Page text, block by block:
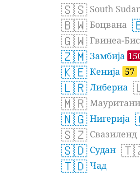
🇸🇸 South
🇧🇼 Боцвана
🇬🇼 Гвинеа-
🇿🇲 Замбија
🇰🇪 Кенија 57
🇱🇷 Либериа
🇲🇷
🇳🇬 Нигерија
🇸🇿 Свазиленд
🇸🇩 Судан
🇹🇩 Чад